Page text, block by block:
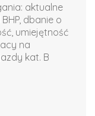
aktualne
dbanie o
umiejętność
na
kat. B